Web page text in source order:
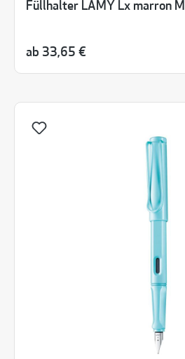
Füllhalter LAMY Lx marron M
ab 33,65 €